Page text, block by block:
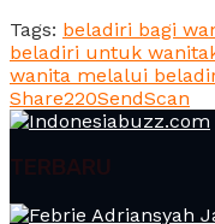
Tags: beladiri bagi
beladiri untuk wanita
wanita melalui
Share220SendScan
TERBARU